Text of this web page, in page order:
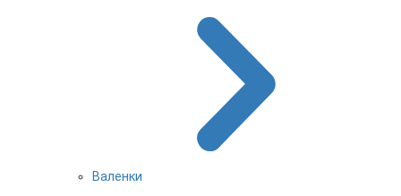
Валенки